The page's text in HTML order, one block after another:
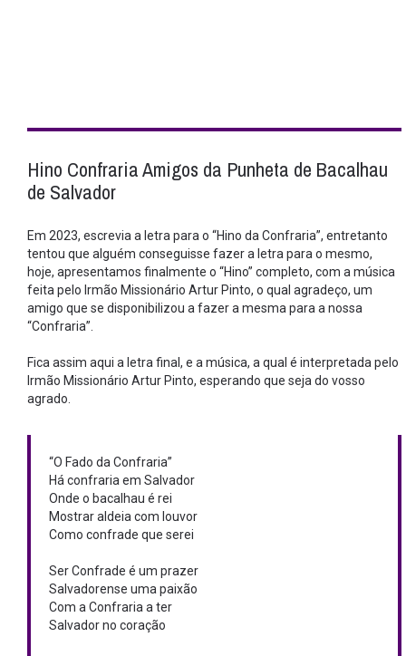
Hino Confraria Amigos da Punheta de Bacalhau
de Salvador
Em 2023, escrevia a letra para o “Hino da Confraria”, entretanto
tentou que alguém conseguisse fazer a letra para o mesmo,
hoje, apresentamos finalmente o “Hino” completo, com a música
feita pelo Irmão Missionário Artur Pinto, o qual agradeço, um
amigo que se disponibilizou a fazer a mesma para a nossa
“Confraria”.
Fica assim aqui a letra final, e a música, a qual é interpretada pelo
Irmão Missionário Artur Pinto, esperando que seja do vosso
agrado.
“O Fado da Confraria”
Há confraria em Salvador
Onde o bacalhau é rei
Mostrar aldeia com louvor
Como confrade que serei
Ser Confrade é um prazer
Salvadorense uma paixão
Com a Confraria a ter
Salvador no coração